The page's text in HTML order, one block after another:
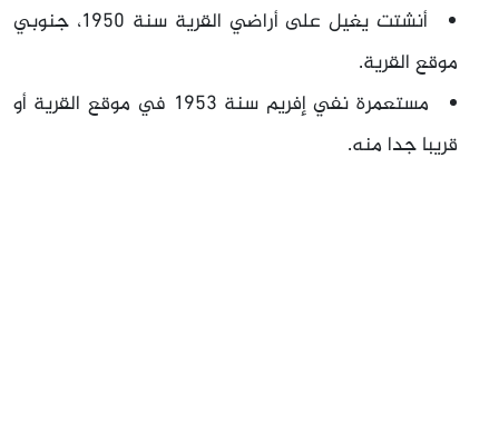
أنشتت يغيل على أراضي القرية سنة 1950، جنوبي
موقع القرية.
مستعمرة نفي إفريم سنة 1953 في موقع القرية أو
قريبا جدا منه.